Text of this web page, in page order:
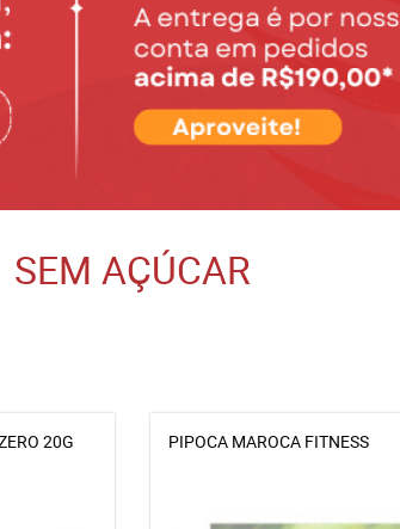
SEM AÇÚCAR
20G PIPOCA MAROCA FITNESS